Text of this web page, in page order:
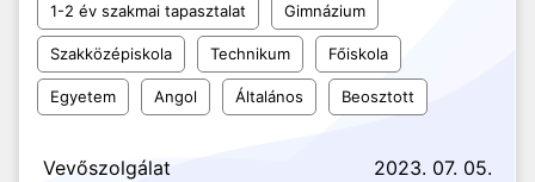
1-2 év szakmai tapasztalat Gimnázium
Szakközépiskola Technikum Főiskola
Egyetem Angol Általános Beosztott
Vevőszolgálat 2023. 07. 05.